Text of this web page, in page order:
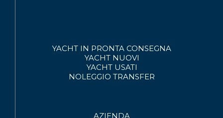
YACHT IN PRONTA CONSEGNA
YACHT NUOVI
YACHT USATI
NOLEGGIO TRANSFER
AZIENDA